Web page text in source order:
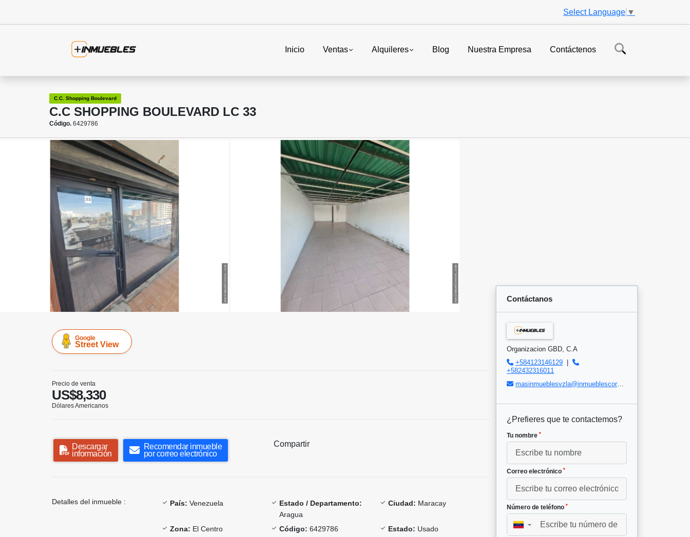
Select Language ▼
Inicio Ventas Alquileres Blog Nuestra Empresa Contáctenos
C.C. Shopping Boulevard
C.C SHOPPING BOULEVARD LC 33
Código. 6429786
Google
Street View
Precio de venta
US$8,330
Dólares Americanos
Descargar
información
Recomendar inmueble
por correo electrónico
Compartir
Detalles del inmueble : País: Venezuela
Estado / Departamento:
Aragua
Ciudad: Maracay
Zona: El Centro Código: 6429786 Estado: Usado
Contáctanos
Organizacion GBD, C.A
+584123146129
+582432316011
masinmueblesvzla@inmueblescorp.com
¿Prefieres que te contactemos?
Tu nombre *
Correo electrónico *
Número de teléfono *
▼